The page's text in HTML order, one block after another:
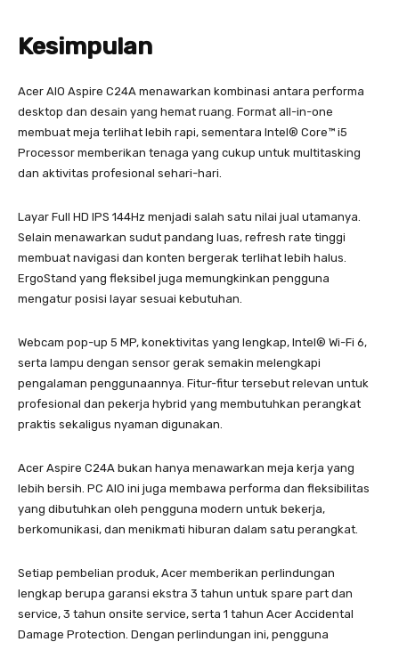
Kesimpulan
Acer AIO Aspire C24A menawarkan kombinasi antara performa
desktop dan desain yang hemat ruang. Format all-in-one
membuat meja terlihat lebih rapi, sementara Intel® Core™ i5
Processor memberikan tenaga yang cukup untuk multitasking
dan aktivitas profesional sehari-hari.
Layar Full HD IPS 144Hz menjadi salah satu nilai jual utamanya.
Selain menawarkan sudut pandang luas, refresh rate tinggi
membuat navigasi dan konten bergerak terlihat lebih halus.
ErgoStand yang fleksibel juga memungkinkan pengguna
mengatur posisi layar sesuai kebutuhan.
Webcam pop-up 5 MP, konektivitas yang lengkap, Intel® Wi-Fi 6,
serta lampu dengan sensor gerak semakin melengkapi
pengalaman penggunaannya. Fitur-fitur tersebut relevan untuk
profesional dan pekerja hybrid yang membutuhkan perangkat
praktis sekaligus nyaman digunakan.
Acer Aspire C24A bukan hanya menawarkan meja kerja yang
lebih bersih. PC AIO ini juga membawa performa dan fleksibilitas
yang dibutuhkan oleh pengguna modern untuk bekerja,
berkomunikasi, dan menikmati hiburan dalam satu perangkat.
Setiap pembelian produk, Acer memberikan perlindungan
lengkap berupa garansi ekstra 3 tahun untuk spare part dan
service, 3 tahun onsite service, serta 1 tahun Acer Accidental
Damage Protection. Dengan perlindungan ini, pengguna